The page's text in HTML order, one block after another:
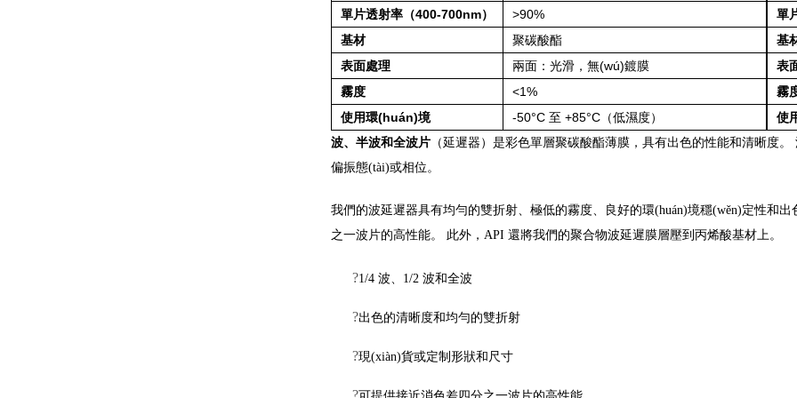
單片透射率（400-700nm）
>90%
基材
聚碳酸酯
表面處理
兩面：光滑，無(wú)鍍膜
霧度
<1%
使用環(huán)境
-50°C 至 +85°C（低濕度）
單
基
表
霧
使
波、半波和全波片 （延遲器）是彩色單層聚碳酸酯薄膜，具有出色的性能和清晰度
偏振態(tài)或相位。
我們的波延遲器具有均勻的雙折射、極低的霧度、良好的環(huán)境穩(wěn)定性和出
之一波片的高性能。 此外，API 還將我們的聚合物波延遲膜層壓到丙烯酸基材上。
?1/4 波、1/2 波和全波
?出色的清晰度和均勻的雙折射
?現(xiàn)貨或定制形狀和尺寸